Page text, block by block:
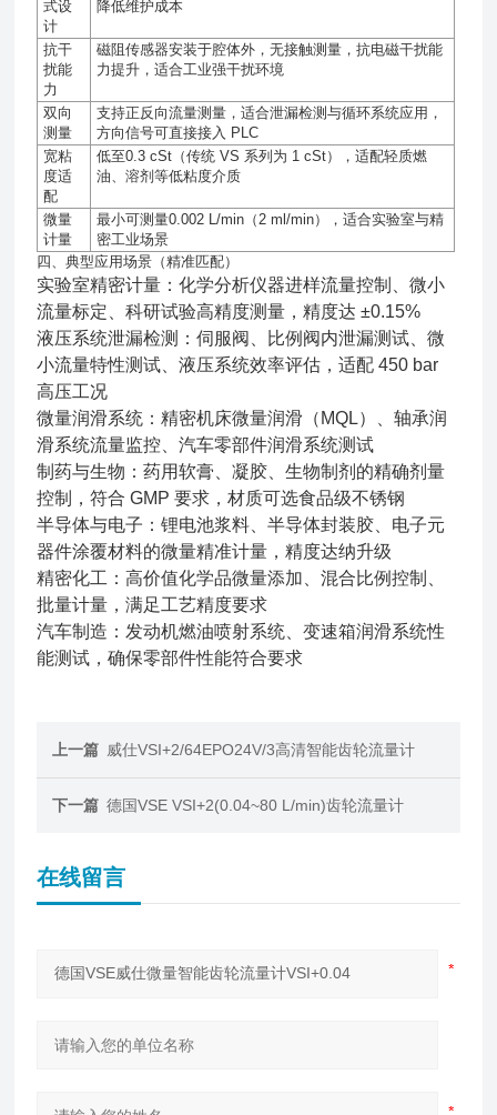
式设
计
降低维护成本
抗干
扰能
力
磁阻传感器安装于腔体外，无接触测量，抗电磁干扰能
力提升，适合工业强干扰环境
双向
测量
支持正反向流量测量，适合泄漏检测与循环系统应用，
方向信号可直接接入 PLC
宽粘
度适
配
低至0.3 cSt （传统 VS 系列为 1 cSt），适配轻质燃
油、溶剂等低粘度介质
微量
计量
最小可测量0.002 L/min （2 ml/min），适合实验室与精
密工业场景
四、典型应用场景（精准匹配）
实验室精密计量：化学分析仪器进样流量控制、微小
流量标定、科研试验高精度测量，精度达 ±0.15%
液压系统泄漏检测：伺服阀、比例阀内泄漏测试、微
小流量特性测试、液压系统效率评估，适配 450 bar
高压工况
微量润滑系统：精密机床微量润滑（MQL）、轴承润
滑系统流量监控、汽车零部件润滑系统测试
制药与生物：药用软膏、凝胶、生物制剂的精确剂量
控制，符合 GMP 要求，材质可选食品级不锈钢
半导体与电子：锂电池浆料、半导体封装胶、电子元
器件涂覆材料的微量精准计量，精度达纳升级
精密化工：高价值化学品微量添加、混合比例控制、
批量计量，满足工艺精度要求
汽车制造：发动机燃油喷射系统、变速箱润滑系统性
能测试，确保零部件性能符合要求
上一篇 威仕VSI+2/64EPO24V/3高清智能齿轮流量计
下一篇 德国VSE VSI+2(0.04~80 L/min)齿轮流量计
在线留言